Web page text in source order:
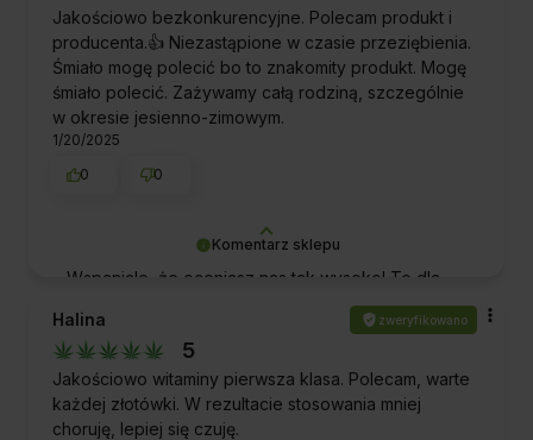
Cię ponownie w przyszłości. Zapraszamy
ponownie!
Komentarz sklepu
Wspaniale, że oceniasz nas tak wysoko! To dla
nas potwierdzenie, że spełniliśmy Twoje
oczekiwania. Dziękujemy za zaufanie.
Pozdrawiamy!
Jakościowo bezkonkurencyjne. Polecam produkt i
producenta.👍 Niezastąpione w czasie przeziębienia.
Śmiało mogę polecić bo to znakomity produkt. Mogę
śmiało polecić. Zażywamy całą rodziną, szczególnie
w okresie jesienno-zimowym.
1/20/2025
0
0
Halina zweryfikowano
5
Jakościowo witaminy pierwsza klasa. Polecam, warte
każdej złotówki. W rezultacie stosowania mniej
choruję, lepiej się czuję.